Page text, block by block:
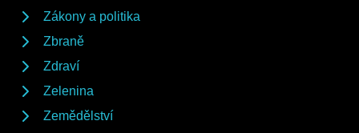
Zákony a politika
Zbraně
Zdraví
Zelenina
Zemědělství